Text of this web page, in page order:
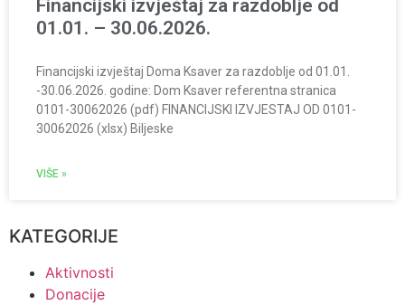
Financijski izvještaj za razdoblje od
01.01. – 30.06.2026.
Financijski izvještaj Doma Ksaver za razdoblje od 01.01.
-30.06.2026. godine: Dom Ksaver referentna stranica
0101-30062026 (pdf) FINANCIJSKI IZVJESTAJ OD 0101-
30062026 (xlsx) Biljeske
VIŠE »
KATEGORIJE
Aktivnosti
Donacije